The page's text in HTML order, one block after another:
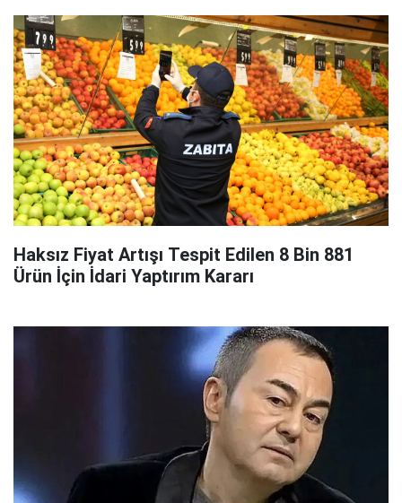
Haksız Fiyat Artışı Tespit Edilen 8 Bin 881
Ürün İçin İdari Yaptırım Kararı